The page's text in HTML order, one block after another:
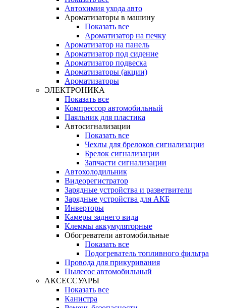
Автохимия ухода авто
Ароматизаторы в машину
Показать все
Ароматизатор на печку
Ароматизатор на панель
Ароматизатор под сидение
Ароматизатор подвеска
Ароматизаторы (акции)
Ароматизаторы
ЭЛЕКТРОНИКА
Показать все
Компрессор автомобильный
Паяльник для пластика
Автосигнализации
Показать все
Чехлы для брелоков сигнализации
Брелок сигнализации
Запчасти сигнализации
Автохолодильник
Видеорегистратор
Зарядные устройства и разветвители
Зарядные устройства для АКБ
Инверторы
Камеры заднего вида
Клеммы аккумуляторные
Обогреватели автомобильные
Показать все
Подогреватель топливного фильтра
Провода для прикуривания
Пылесос автомобильный
АКСЕССУАРЫ
Показать все
Канистра